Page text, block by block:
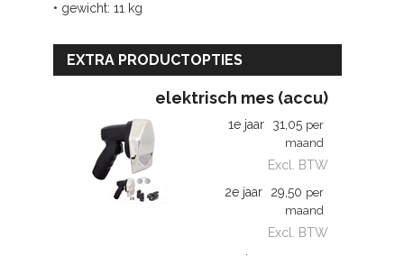
• gewicht: 11 kg
EXTRA PRODUCTOPTIES
elektrisch mes (accu)
1e jaar 31,05 per
maand
Excl. BTW
2e jaar
29,50 per
maand
Excl. BTW